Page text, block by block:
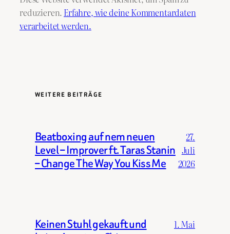
reduzieren. Erfahre, wie deine Kommentardaten
verarbeitet werden.
WEITERE BEITRÄGE
Beatboxing auf nem neuen
Level – Improver ft. Taras Stanin
– Change The Way You Kiss Me
27.
Juli
2026
Keinen Stuhl gekauft und
1. Mai